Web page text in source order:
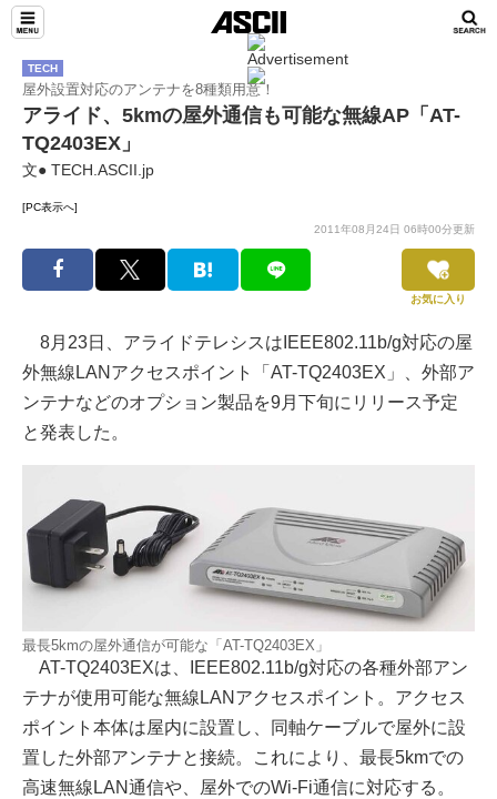
TECH
屋外設置対応のアンテナを8種類用意！
アライド、5kmの屋外通信も可能な無線AP「AT-
TQ2403EX」
文● TECH.ASCII.jp
[PC表示へ]
2011年08月24日 06時00分更新
お気に入り
8月23日、アライドテレシスはIEEE802.11b/g対応の屋
外無線LANアクセスポイント「AT-TQ2403EX」、外部ア
ンテナなどのオプション製品を9月下旬にリリース予定
と発表した。
最長5kmの屋外通信が可能な「AT-TQ2403EX」
AT-TQ2403EXは、IEEE802.11b/g対応の各種外部アン
テナが使用可能な無線LANアクセスポイント。アクセス
ポイント本体は屋内に設置し、同軸ケーブルで屋外に設
置した外部アンテナと接続。これにより、最長5kmでの
高速無線LAN通信や、屋外でのWi-Fi通信に対応する。